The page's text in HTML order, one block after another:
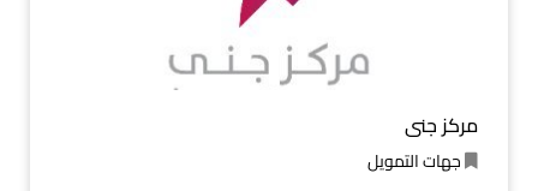
مركز جنى
جهات التمويل